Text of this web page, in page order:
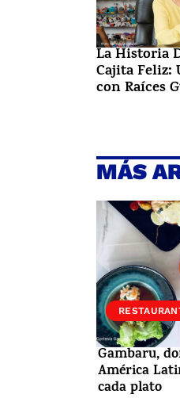
La Historia
Cajita Feliz:
con Raíces
MÁS
Gambaru,
América
cada plato